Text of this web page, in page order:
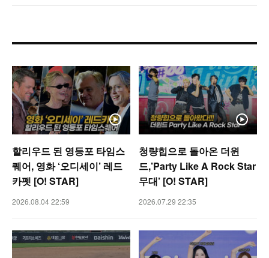
할리우드 된 영등포 타임스
퀘어, 영화 ‘오디세이’ 레드
카펫 [O! STAR]
2026.08.04 22:59
청량힙으로 돌아온 더윈
드,’Party Like A Rock Star
무대’ [O! STAR]
2026.07.29 22:35